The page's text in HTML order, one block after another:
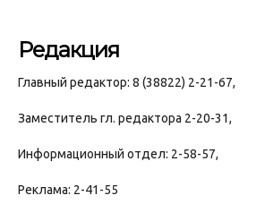
Редакция
Главный редактор: 8 (38822) 2-21-67,
Заместитель гл. редактора 2-20-31,
Информационный отдел: 2-58-57,
Реклама: 2-41-55